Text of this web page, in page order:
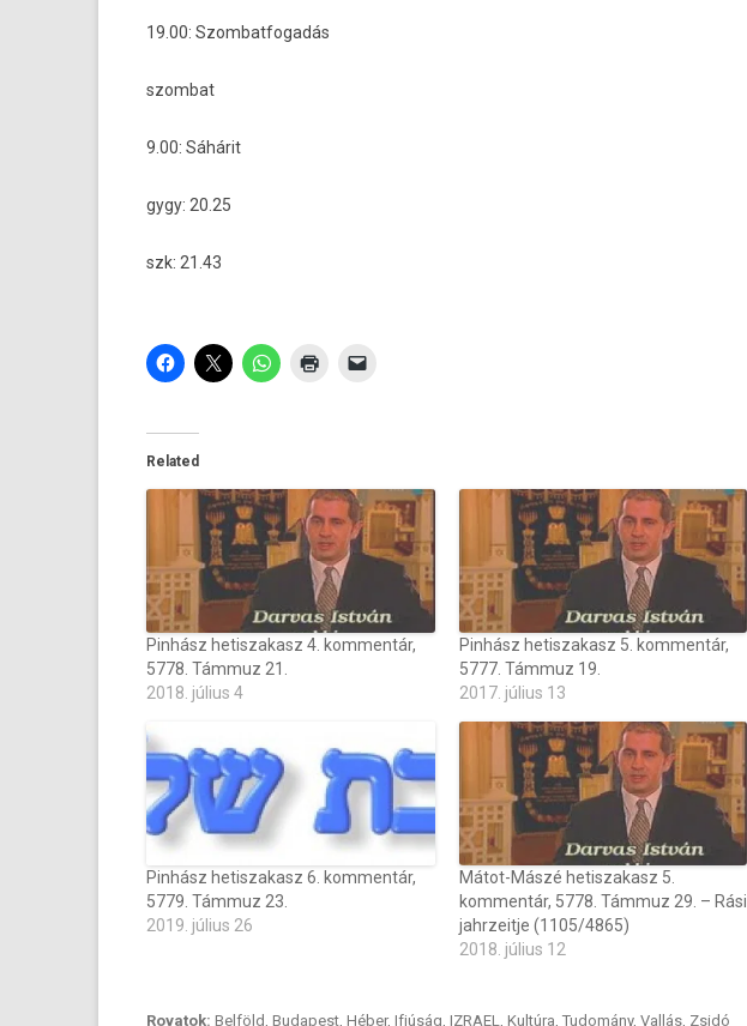
19.00: Szom­batfogadás
szom­bat
9.00: Sáhárit
gygy: 20.25
szk: 21.43
Related
Pinhász hetiszakasz 4. kommentár,
5778. Támmuz 21.
2018. július 4
Pinhász hetiszakasz 5. kommentár,
5777. Támmuz 19.
2017. július 13
Pinhász hetiszakasz 6. kommentár,
5779. Támmuz 23.
2019. július 26
Mátot-Mászé hetiszakasz 5.
kommentár, 5778. Támmuz 29. – Rási
jahrzeitje (1105/4865)
2018. július 12
Rovatok: Belföld, Budapest, Héber, Ifjúság, IZRAEL, Kultúra, Tudomány, Vallás, Zsidó